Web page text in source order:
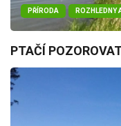
PŘÍRODA ROZHLEDNY
PTAČÍ